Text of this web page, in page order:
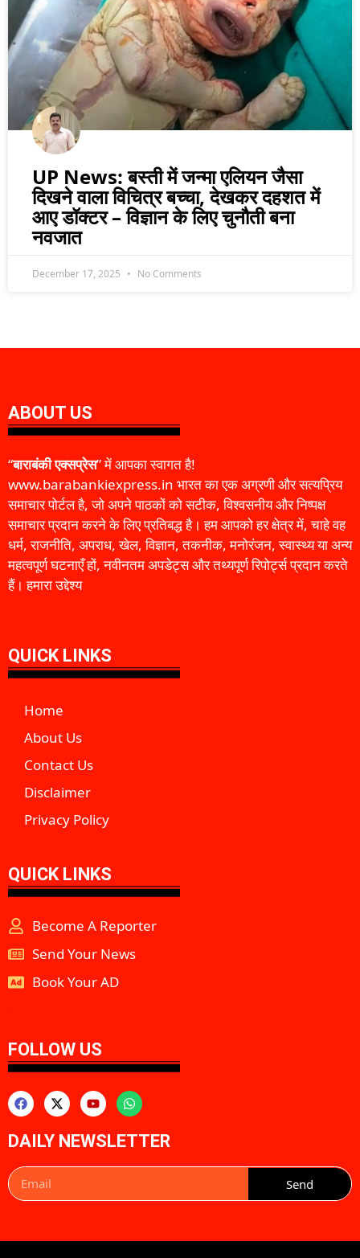
UP News: बस्ती में जन्मा एलियन जैसा
दिखने वाला विचित्र बच्चा, देखकर दहशत में
आए डॉक्टर – विज्ञान के लिए चुनौती बना
नवजात
December 17, 2025 No Comments
ABOUT US
“बाराबंकी एक्सप्रेस” में आपका स्वागत है!
www.barabankiexpress.in भारत का एक अग्रणी और सत्यप्रिय
समाचार पोर्टल है, जो अपने पाठकों को सटीक, विश्वसनीय और निष्पक्ष
समाचार प्रदान करने के लिए प्रतिबद्ध है। हम आपको हर क्षेत्र में, चाहे वह
धर्म, राजनीति, अपराध, खेल, विज्ञान, तकनीक, मनोरंजन, स्वास्थ्य या अन्य
महत्वपूर्ण घटनाएँ हों, नवीनतम अपडेट्स और तथ्यपूर्ण रिपोर्ट्स प्रदान करते
हैं। हमारा उद्देश्य
QUICK LINKS
Home
About Us
Contact Us
Disclaimer
Privacy Policy
QUICK LINKS
Become A Reporter
Send Your News
Book Your AD
FOLLOW US
DAILY NEWSLETTER
Send